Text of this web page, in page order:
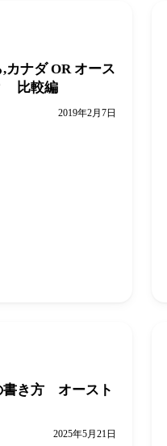
カナダ OR オース
比較編
2019年2月7日
書き方 オースト
2025年5月21日